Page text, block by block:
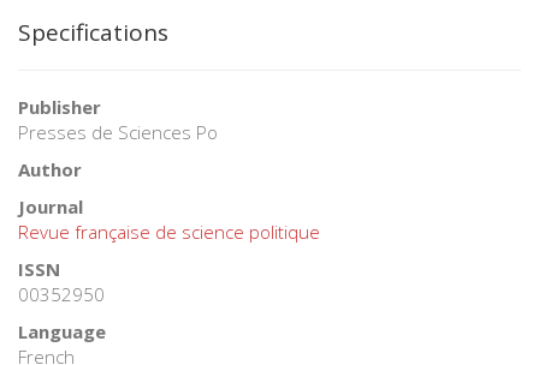
Specifications
Publisher
Presses de Sciences Po
Author
Journal
Revue française de science politique
ISSN
00352950
Language
French